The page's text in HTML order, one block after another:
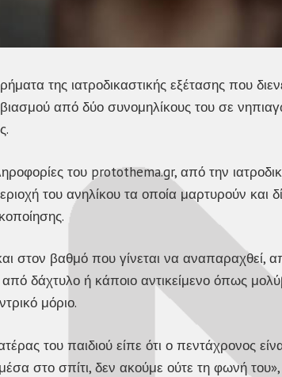
της ιατροδικαστικής εξέτασης που
από δύο συνομηλίκους του σε
του protothema.gr, από την
του ανηλίκου τα οποία μαρτυρούν και
στον βαθμό που γίνεται να αναπαραχθεί,
δάχτυλο ή κάποιο αντικείμενο όπως
μόριο.
του παιδιού είπε ότι ο πεντάχρονος
στο σπίτι, δεν ακούμε ούτε τη φωνή του»,